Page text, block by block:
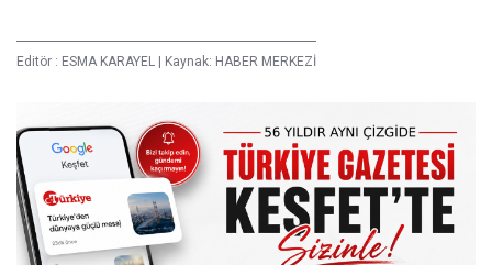
Editör : ESMA KARAYEL | Kaynak: HABER MERKEZİ